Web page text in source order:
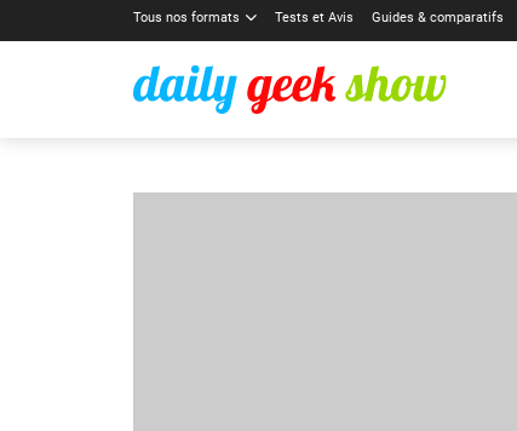
Tous nos formats Tests et Avis Guides & comparatifs